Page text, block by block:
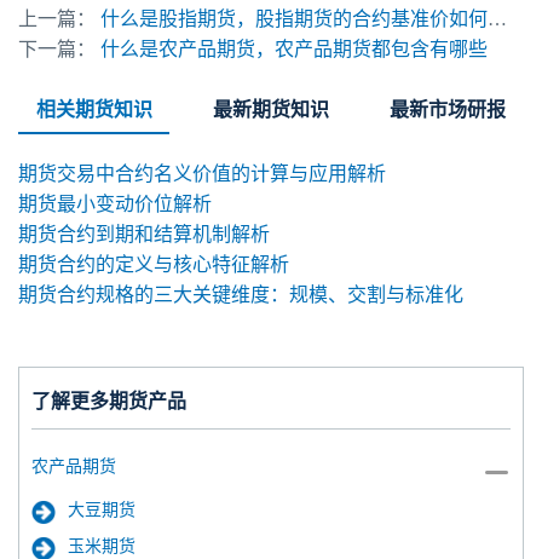
了解更多期货产品
农产品期货
大豆期货
玉米期货
上一篇：
什么是股指期货，股指期货的合约基准价如何计算
下一篇：
什么是农产品期货，农产品期货都包含有哪些
相关期货知识 最新期货知识 最新市场研报
期货交易中合约名义价值的计算与应用解析
期货最小变动价位解析
期货合约到期和结算机制解析
期货合约的定义与核心特征解析
期货合约规格的三大关键维度：规模、交割与标准化